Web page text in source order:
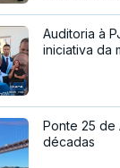
Auditoria à
iniciativa da
Ponte 25 de
décadas